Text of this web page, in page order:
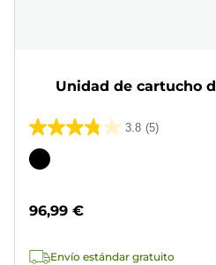
Unidad de cartucho
3.8 (5)
3.8
de
5
Cartucho
96,99 €
Envío estándar gratuito